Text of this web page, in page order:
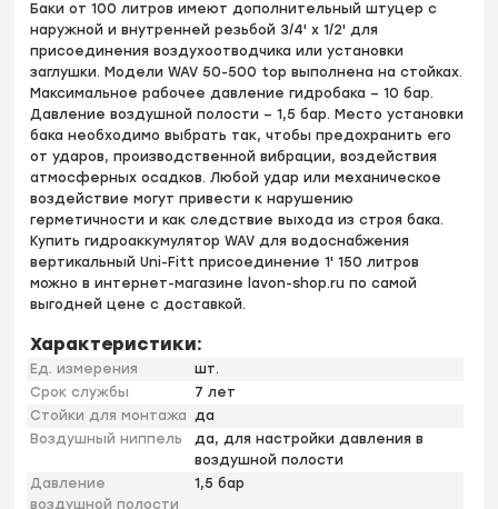
Баки от 100 литров имеют дополнительный штуцер с
наружной и внутренней резьбой 3/4' х 1/2' для
присоединения воздухоотводчика или установки
заглушки. Модели WAV 50-500 top выполнена на стойках.
Максимальное рабочее давление гидробака – 10 бар.
Давление воздушной полости – 1,5 бар. Место установки
бака необходимо выбрать так, чтобы предохранить его
от ударов, производственной вибрации, воздействия
атмосферных осадков. Любой удар или механическое
воздействие могут привести к нарушению
герметичности и как следствие выхода из строя бака.
Купить гидроаккумулятор WAV для водоснабжения
вертикальный Uni-Fitt присоединение 1' 150 литров
можно в интернет-магазине lavon-shop.ru по самой
выгодней цене с доставкой.
Характеристики:
Ед. измерения
шт.
Срок службы
7 лет
Стойки для монтажа
да
Воздушный ниппель
да, для настройки давления в
воздушной полости
Давление
воздушной полости
1,5 бар